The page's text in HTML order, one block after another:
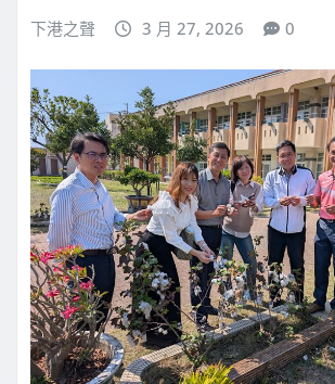
下港之聲 3 月 27, 2026 0